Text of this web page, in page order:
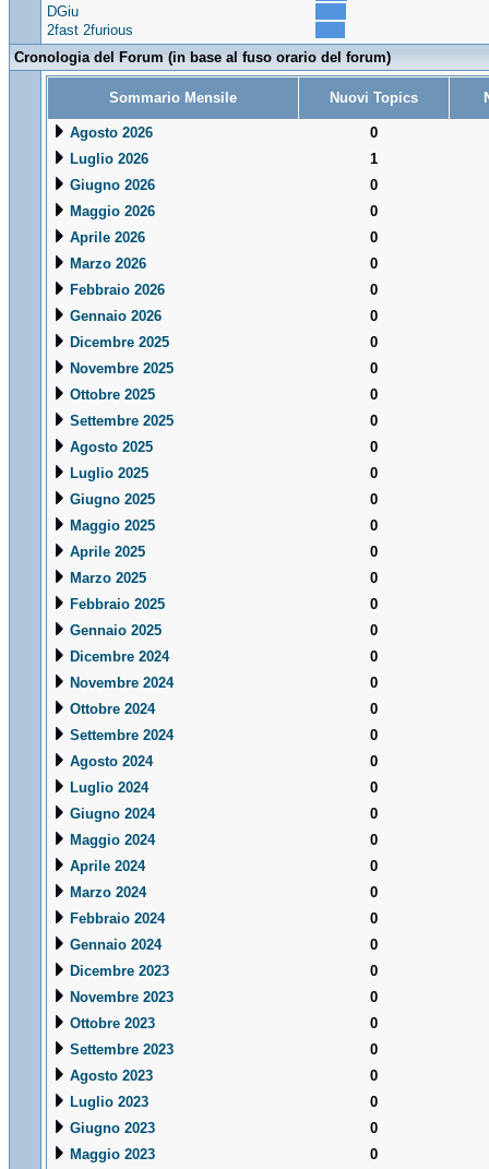
DGiu
2fast 2furious
Cronologia del Forum (in base al fuso orario del forum)
Sommario Mensile Nuovi Topics
Agosto 2026
0
Luglio 2026
1
Giugno 2026
0
Maggio 2026
0
Aprile 2026
0
Marzo 2026
0
Febbraio 2026
0
Gennaio 2026
0
Dicembre 2025
0
Novembre 2025
0
Ottobre 2025
0
Settembre 2025
0
Agosto 2025
0
Luglio 2025
0
Giugno 2025
0
Maggio 2025
0
Aprile 2025
0
Marzo 2025
0
Febbraio 2025
0
Gennaio 2025
0
Dicembre 2024
0
Novembre 2024
0
Ottobre 2024
0
Settembre 2024
0
Agosto 2024
0
Luglio 2024
0
Giugno 2024
0
Maggio 2024
0
Aprile 2024
0
Marzo 2024
0
Febbraio 2024
0
Gennaio 2024
0
Dicembre 2023
0
Novembre 2023
0
Ottobre 2023
0
Settembre 2023
0
Agosto 2023
0
Luglio 2023
0
Giugno 2023
0
Maggio 2023
0